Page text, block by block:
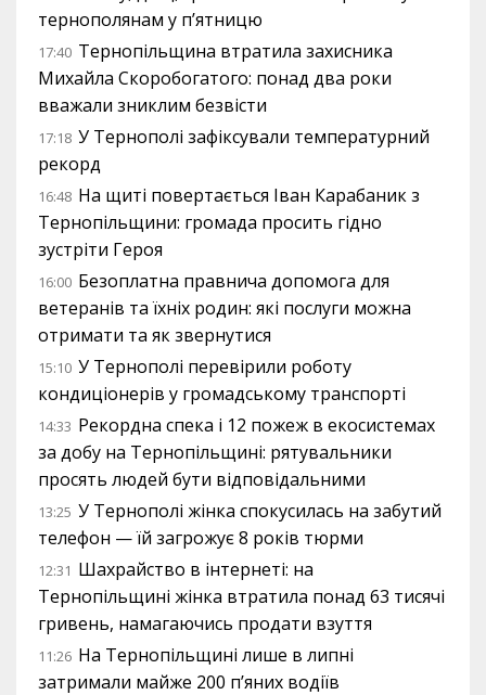
тернополянам у п’ятницю
17:40 Тернопільщина втратила захисника
Михайла Скоробогатого: понад два роки
вважали зниклим безвісти
17:18 У Тернополі зафіксували температурний
рекорд
16:48 На щиті повертається Іван Карабаник з
Тернопільщини: громада просить гідно
зустріти Героя
16:00 Безоплатна правнича допомога для
ветеранів та їхніх родин: які послуги можна
отримати та як звернутися
15:10 У Тернополі перевірили роботу
кондиціонерів у громадському транспорті
14:33 Рекордна спека і 12 пожеж в екосистемах
за добу на Тернопільщині: рятувальники
просять людей бути відповідальними
13:25 У Тернополі жінка спокусилась на забутий
телефон — їй загрожує 8 років тюрми
12:31 Шахрайство в інтернеті: на
Тернопільщині жінка втратила понад 63 тисячі
гривень, намагаючись продати взуття
11:26 На Тернопільщині лише в липні
затримали майже 200 п’яних водіїв